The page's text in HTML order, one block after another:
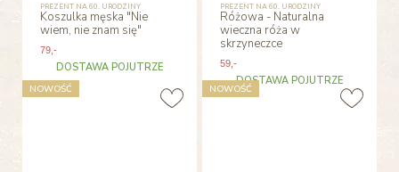
PREZENT NA 60. URODZINY
Koszulka męska "Nie
wiem, nie znam się"
79,-
DOSTAWA POJUTRZE
PREZENT NA 60. URODZINY
Różowa - Naturalna
wieczna róża w
skrzyneczce
59 ,-
DOSTAWA POJUTRZE
NOWOŚĆ NOWOŚĆ